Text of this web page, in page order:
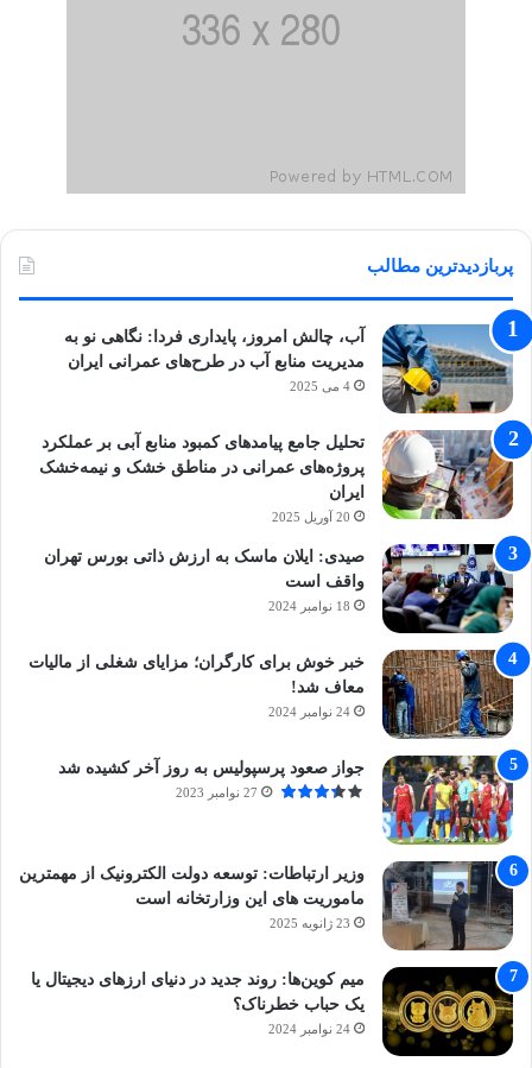
پربازدیدترین مطالب
آب، چالش امروز، پایداری فردا: نگاهی نو به
مدیریت منابع آب در طرح‌های عمرانی ایران
4 می 2025
تحلیل جامع پیامدهای کمبود منابع آبی بر عملکرد
پروژه‌های عمرانی در مناطق خشک و نیمه‌خشک
ایران
20 آوریل 2025
صیدی: ایلان ماسک به ارزش ذاتی بورس تهران
واقف است
18 نوامبر 2024
خبر خوش برای کارگران؛ مزایای شغلی از مالیات
معاف شد!
24 نوامبر 2024
جواز صعود پرسپولیس به روز آخر کشیده شد
27 نوامبر 2023
وزیر ارتباطات: توسعه دولت الکترونیک از مهمترین
ماموریت های این وزارتخانه است
23 ژانویه 2025
میم کوین‌ها: روند جدید در دنیای ارزهای دیجیتال یا
یک حباب خطرناک؟
24 نوامبر 2024